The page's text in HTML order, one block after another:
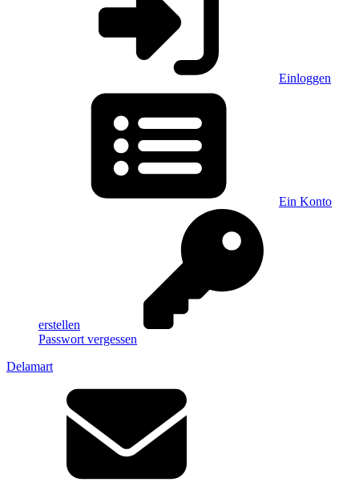
Einloggen
Ein Konto
erstellen
Passwort vergessen
Delamart